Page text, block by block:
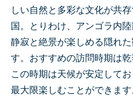
しい自然と多彩な文化が共
国。とりわけ、アンゴラ内
静寂と絶景が楽しめる隠れ
す。おすすめの訪問時期は乾
この時期は天候が安定して
最大限楽しむことができます